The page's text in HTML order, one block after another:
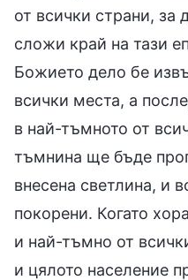
от всички страни, за
сложи край на тази
Божието дело бе
всички места, а
в най-тъмното от
тъмнина ще бъде
внесена светлина, и
покорени. Когато
и най-тъмно от
и цялото население